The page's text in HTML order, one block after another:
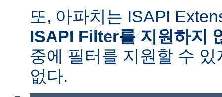
또, 아파치는 ISAPI
ISAPI Filter를 지원하지
중에 필터를 지원할 수
없다.